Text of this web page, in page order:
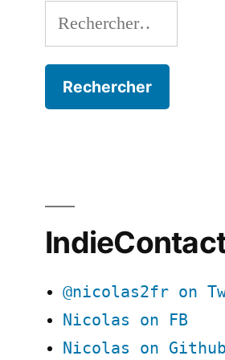
Rechercher :
@nicolas2fr on
Nicolas on FB
Nicolas on Github